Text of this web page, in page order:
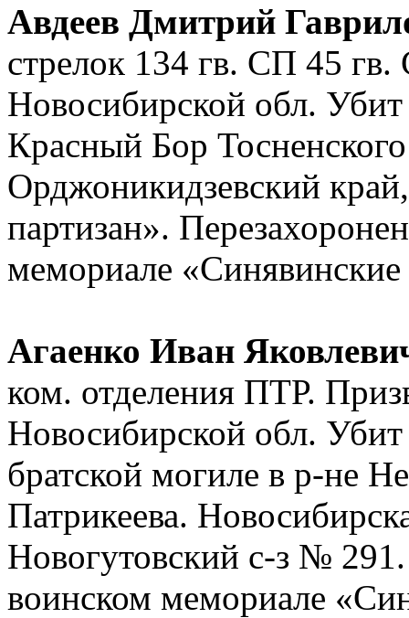
Авдеев Дмитрий
стрелок 134 гв. СП 45
Новосибирской обл.
Красный Бор
Орджоникидзевский
партизан».
мемориале
Агаенко Иван
ком. отделения ПТР.
Новосибирской обл.
братской могиле в р-не
Патрикеева.
Новогутовский с-з №
воинском мемориале